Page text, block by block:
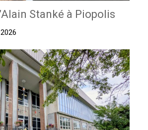
Stanké à Piopolis